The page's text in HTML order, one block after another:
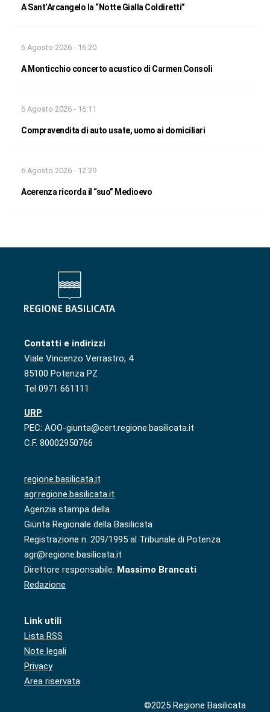
A Sant’Arcangelo la “Notte Gialla Coldiretti”
6 Agosto 2026 - 16:20
A Monticchio concerto acustico di Carmen Consoli
6 Agosto 2026 - 16:11
Compravendita di auto usate, uomo ai domiciliari
6 Agosto 2026 - 12:29
Acerenza ricorda il “suo” Medioevo
Contatti e indirizzi
Viale Vincenzo Verrastro, 4
85100 Potenza PZ
Tel 0971 661111
URP
PEC: AOO-giunta@cert.regione.basilicata.it
C.F. 80002950766
regione.basilicata.it
agr.regione.basilicata.it
Agenzia stampa della
Giunta Regionale della Basilicata
Registrazione n. 209/1995 al Tribunale di Potenza
agr@regione.basilicata.it
Direttore responsabile: Massimo Brancati
Redazione
Link utili
Lista RSS
Note legali
Privacy
Area riservata
©2025 Regione Basilicata